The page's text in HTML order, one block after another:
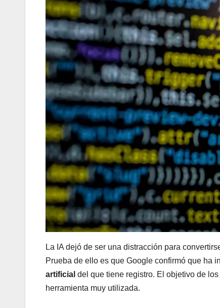
La IA dejó de ser una distracción para
Prueba de ello es que Google confirmó que ha
artificial del que tiene registro. El objetivo de
herramienta muy utilizada.